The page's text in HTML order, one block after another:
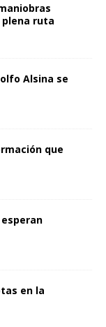
ruta
Alsina se
que
en la